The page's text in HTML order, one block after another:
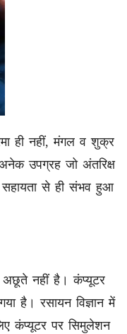
ही नहीं, मंगल व शुक्र
उपग्रह जो अंतरिक्ष
से ही संभव हुआ
अछूते नहीं है। कंप्यूटर
है। रसायन विज्ञान में
कंप्यूटर पर सिमुलेशन